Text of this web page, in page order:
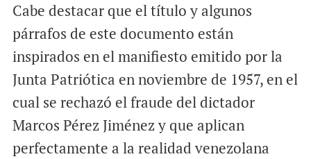
Cabe destacar que el título y algunos
párrafos de este documento están
inspirados en el manifiesto emitido por la
Junta Patriótica en noviembre de 1957, en el
cual se rechazó el fraude del dictador
Marcos Pérez Jiménez y que aplican
perfectamente a la realidad venezolana